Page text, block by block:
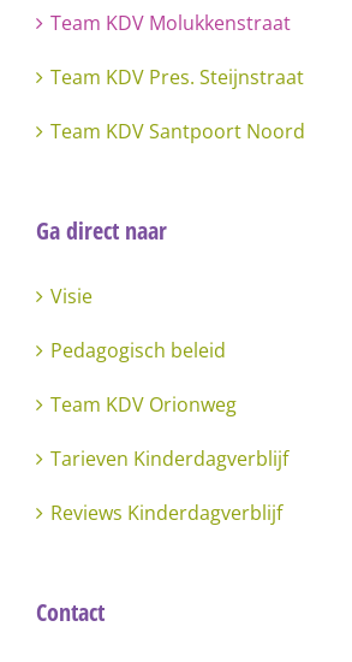
Team KDV Molukkenstraat
Team KDV Pres. Steijnstraat
Team KDV Santpoort Noord
Ga direct naar
Visie
Pedagogisch beleid
Team KDV Orionweg
Tarieven Kinderdagverblijf
Reviews Kinderdagverblijf
Contact